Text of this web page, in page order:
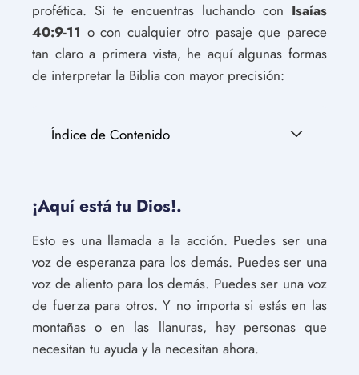
profética. Si te encuentras luchando con Isaías
40:9-11 o con cualquier otro pasaje que parece
tan claro a primera vista, he aquí algunas formas
de interpretar la Biblia con mayor precisión:
Índice de Contenido
¡Aquí está tu Dios!.
Esto es una llamada a la acción. Puedes ser una
voz de esperanza para los demás. Puedes ser una
voz de aliento para los demás. Puedes ser una voz
de fuerza para otros. Y no importa si estás en las
montañas o en las llanuras, hay personas que
necesitan tu ayuda y la necesitan ahora.